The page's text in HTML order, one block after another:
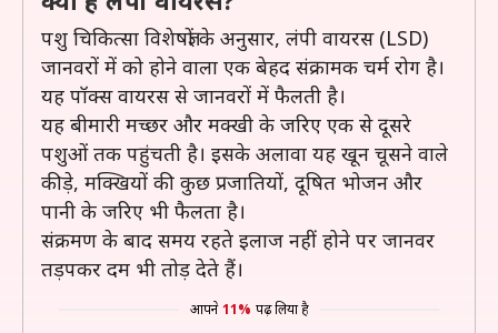
पशु चिकित्सा विशेषज्ञों के अनुसार, लंपी वायरस (LSD)
जानवरों में को होने वाला एक बेहद संक्रामक चर्म रोग है।
यह पॉक्स वायरस से जानवरों में फैलती है।
यह बीमारी मच्छर और मक्खी के जरिए एक से दूसरे
पशुओं तक पहुंचती है। इसके अलावा यह खून चूसने वाले
कीड़े, मक्खियों की कुछ प्रजातियों, दूषित भोजन और
पानी के जरिए भी फैलता है।
संक्रमण के बाद समय रहते इलाज नहीं होने पर जानवर
तड़पकर दम भी तोड़ देते हैं।
आपने 11% पढ़ लिया है